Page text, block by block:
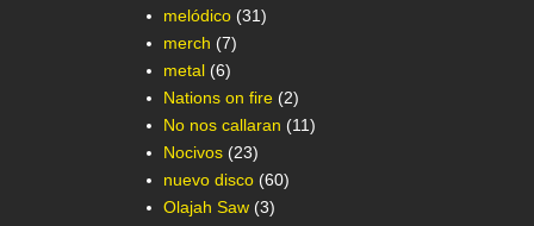
melódico (31)
merch (7)
metal (6)
Nations on fire (2)
No nos callaran (11)
Nocivos (23)
nuevo disco (60)
Olajah Saw (3)